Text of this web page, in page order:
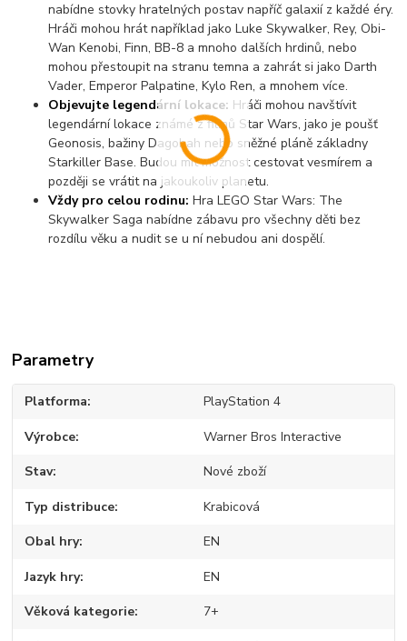
nabídne stovky hratelných postav napříč galaxií z každé éry.
Hráči mohou hrát například jako Luke Skywalker, Rey, Obi-
Wan Kenobi, Finn, BB-8 a mnoho dalších hrdinů, nebo
mohou přestoupit na stranu temna a zahrát si jako Darth
Vader, Emperor Palpatine, Kylo Ren, a mnohem více.
Objevujte legendární lokace: Hráči mohou navštívit
legendární lokace známé z filmů Star Wars, jako je poušť
Geonosis, bažiny Dagobah nebo sněžné pláně základny
Starkiller Base. Budou mít možnost cestovat vesmírem a
později se vrátit na jakoukoliv planetu.
Vždy pro celou rodinu: Hra LEGO Star Wars: The
Skywalker Saga nabídne zábavu pro všechny děti bez
rozdílu věku a nudit se u ní nebudou ani dospělí.
Parametry
Platforma PlayStation 4
Výrobce Warner Bros Interactive
Stav Nové zboží
Typ distribuce Krabicová
Obal hry EN
Jazyk hry EN
Věková kategorie 7+